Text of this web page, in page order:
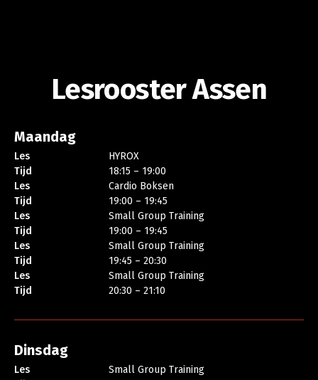
Lesrooster Assen
Maandag
Les
HYROX
Tijd
18:15 – 19:00
Les
Cardio Boksen
Tijd
19:00 – 19:45
Les
Small Group Training
Tijd
19:00 – 19:45
Les
Small Group Training
Tijd
19:45 – 20:30
Les
Small Group Training
Tijd
20:30 – 21:10
Dinsdag
Les
Small Group Training